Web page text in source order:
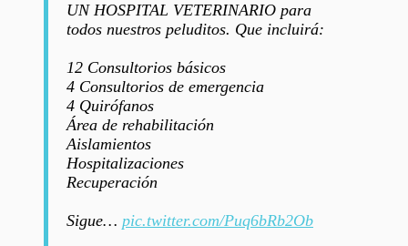
UN HOSPITAL VETERINARIO para
todos nuestros peluditos. Que incluirá:
12 Consultorios básicos
4 Consultorios de emergencia
4 Quirófanos
Área de rehabilitación
Aislamientos
Hospitalizaciones
Recuperación
Sigue… pic.twitter.com/Puq6bRb2Ob